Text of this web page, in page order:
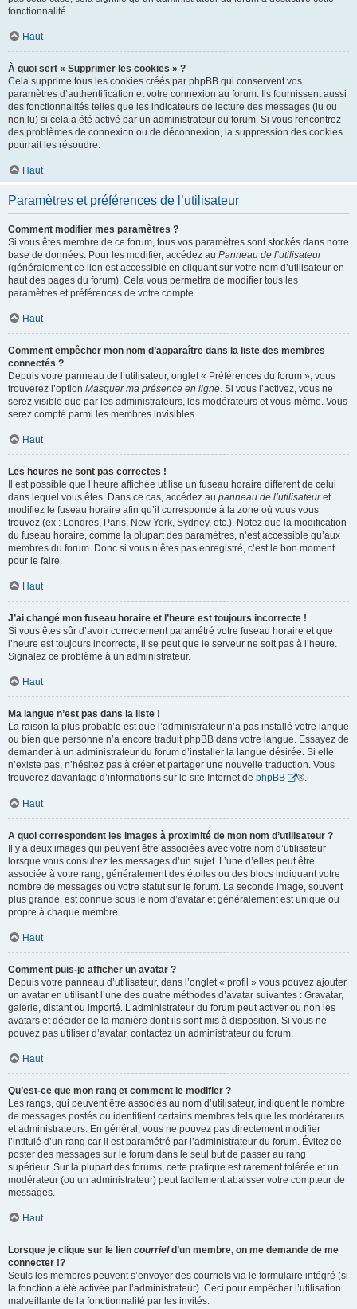
fonctionnalité.
Haut
À quoi sert « Supprimer les cookies » ?
Cela supprime tous les cookies créés par phpBB qui conservent vos
paramètres d’authentification et votre connexion au forum. Ils fournissent aussi
des fonctionnalités telles que les indicateurs de lecture des messages (lu ou
non lu) si cela a été activé par un administrateur du forum. Si vous rencontrez
des problèmes de connexion ou de déconnexion, la suppression des cookies
pourrait les résoudre.
Haut
Paramètres et préférences de l’utilisateur
Comment modifier mes paramètres ?
Si vous êtes membre de ce forum, tous vos paramètres sont stockés dans notre
base de données. Pour les modifier, accédez au Panneau de l’utilisateur
(généralement ce lien est accessible en cliquant sur votre nom d’utilisateur en
haut des pages du forum). Cela vous permettra de modifier tous les
paramètres et préférences de votre compte.
Haut
Comment empêcher mon nom d’apparaître dans la liste des membres
connectés ?
Depuis votre panneau de l’utilisateur, onglet « Préférences du forum », vous
trouverez l’option Masquer ma présence en ligne. Si vous l’activez, vous ne
serez visible que par les administrateurs, les modérateurs et vous-même. Vous
serez compté parmi les membres invisibles.
Haut
Les heures ne sont pas correctes !
Il est possible que l’heure affichée utilise un fuseau horaire différent de celui
dans lequel vous êtes. Dans ce cas, accédez au panneau de l’utilisateuret
modifiez le fuseau horaire afin qu’il corresponde à la zone où vous vous
trouvez (ex : Londres, Paris, New York, Sydney, etc.). Notez que la modification
du fuseau horaire, comme la plupart des paramètres, n’est accessible qu’aux
membres du forum. Donc si vous n’êtes pas enregistré, c’est le bon moment
pour le faire.
Haut
J’ai changé mon fuseau horaire et l’heure est toujours incorrecte !
Si vous êtes sûr d’avoir correctement paramétré votre fuseau horaire et que
l’heure est toujours incorrecte, il se peut que le serveur ne soit pas à l’heure.
Signalez ce problème à un administrateur.
Haut
Ma langue n’est pas dans la liste !
La raison la plus probable est que l’administrateur n’a pas installé votre langue
ou bien que personne n’a encore traduit phpBB dans votre langue. Essayez de
demander à un administrateur du forum d’installer la langue désirée. Si elle
n’existe pas, n’hésitez pas à créer et partager une nouvelle traduction. Vous
trouverez davantage d’informations sur le site Internet de phpBB ®.
Haut
A quoi correspondent les images à proximité de mon nom d’utilisateur ?
Il y a deux images qui peuvent être associées avec votre nom d’utilisateur
lorsque vous consultez les messages d’un sujet. L’une d’elles peut être
associée à votre rang, généralement des étoiles ou des blocs indiquant votre
nombre de messages ou votre statut sur le forum. La seconde image, souvent
plus grande, est connue sous le nom d’avatar et généralement est unique ou
propre à chaque membre.
Haut
Comment puis-je afficher un avatar ?
Depuis votre panneau d’utilisateur, dans l’onglet « profil » vous pouvez ajouter
un avatar en utilisant l’une des quatre méthodes d’avatar suivantes : Gravatar,
galerie, distant ou importé. L’administrateur du forum peut activer ou non les
avatars et décider de la manière dont ils sont mis à disposition. Si vous ne
pouvez pas utiliser d’avatar, contactez un administrateur du forum.
Haut
Qu’est-ce que mon rang et comment le modifier ?
Les rangs, qui peuvent être associés au nom d’utilisateur, indiquent le nombre
de messages postés ou identifient certains membres tels que les modérateurs
et administrateurs. En général, vous ne pouvez pas directement modifier
l’intitulé d’un rang car il est paramétré par l’administrateur du forum. Évitez de
poster des messages sur le forum dans le seul but de passer au rang
supérieur. Sur la plupart des forums, cette pratique est rarement tolérée et un
modérateur (ou un administrateur) peut facilement abaisser votre compteur de
messages.
Haut
Lorsque je clique sur le lien courrield’un membre, on me demande de me
connecter !?
Seuls les membres peuvent s’envoyer des courriels via le formulaire intégré (si
la fonction a été activée par l’administrateur). Ceci pour empêcher l’utilisation
malveillante de la fonctionnalité par les invités.